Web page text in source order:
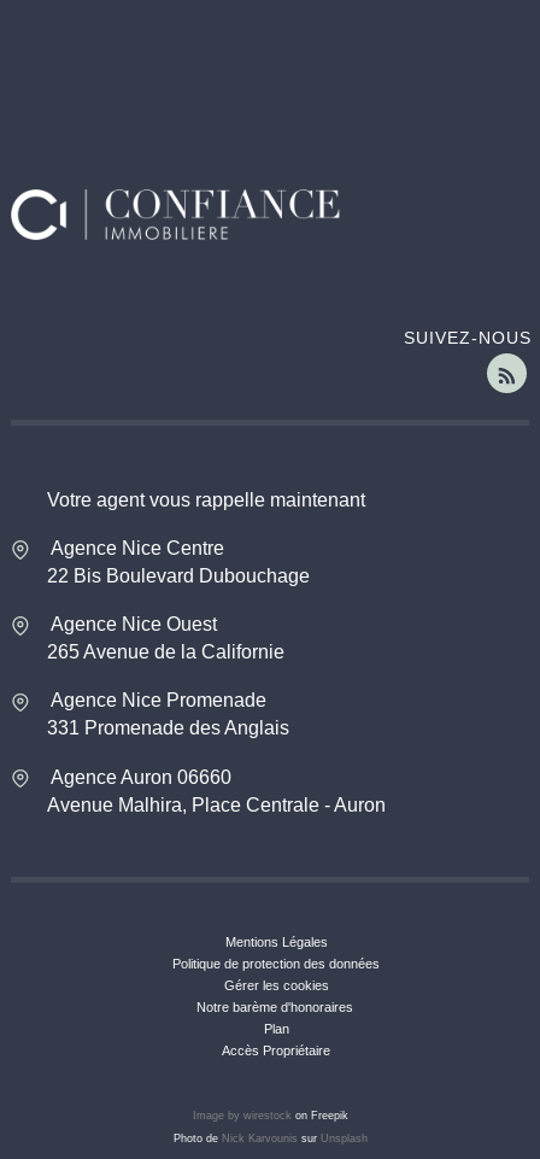
SUIVEZ-NOUS
Votre agent vous rappelle maintenant
Agence Nice Centre
22 Bis Boulevard Dubouchage
Agence Nice Ouest
265 Avenue de la Californie
Agence Nice Promenade
331 Promenade des Anglais
Agence Auron 06660
Avenue Malhira, Place Centrale - Auron
Mentions Légales
Politique de protection des données
Gérer les cookies
Notre barème d'honoraires
Plan
Accès Propriétaire
Image by wirestock on Freepik
Photo de Nick Karvounis sur Unsplash